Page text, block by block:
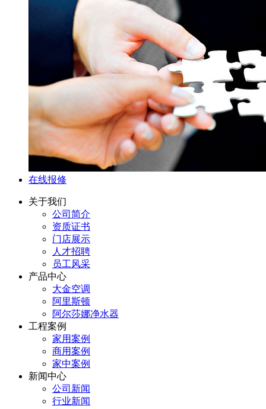
在线报修
关于我们
公司简介
资质证书
门店展示
人才招聘
员工风采
产品中心
大金空调
阿里斯顿
阿尔莎娜净水器
工程案例
家用案例
商用案例
家中案例
新闻中心
公司新闻
行业新闻